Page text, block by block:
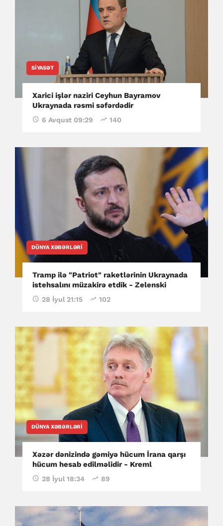
SIYASƏT
Xarici işlər naziri Ceyhun Bayramov
Ukraynada rəsmi səfərdədir
6 Avqust 09:29 140
DÜNYA XƏBƏRLƏRI
Tramp ilə "Patriot" raketlərinin Ukraynada
istehsalını müzakirə etdik - Zelenski
28 İyul 21:15 102
DÜNYA XƏBƏRLƏRI
Xəzər dənizində gəmiyə hücum İrana qarşı
hücum hesab edilməlidir - Kreml
28 İyul 18:34 89